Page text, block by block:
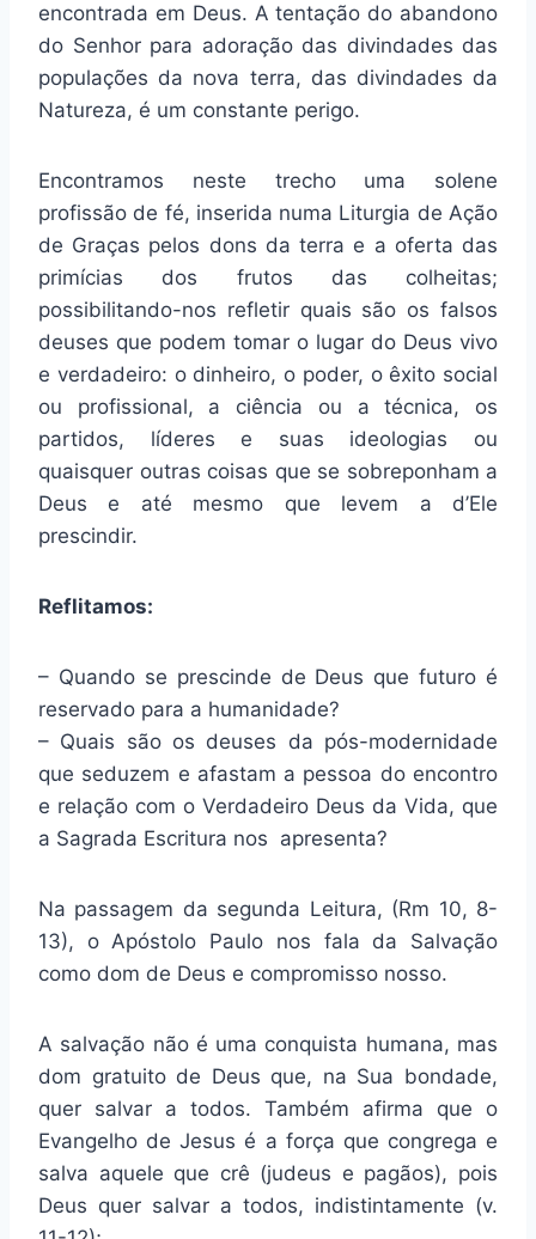
encontrada em Deus. A tentação do abandono
do Senhor para adoração das divindades das
populações da nova terra, das divindades da
Natureza, é um constante perigo.
Encontramos neste trecho uma solene
profissão de fé, inserida numa Liturgia de Ação
de Graças pelos dons da terra e a oferta das
primícias dos frutos das colheitas;
possibilitando-nos refletir quais são os falsos
deuses que podem tomar o lugar do Deus vivo
e verdadeiro: o dinheiro, o poder, o êxito social
ou profissional, a ciência ou a técnica, os
partidos, líderes e suas ideologias ou
quaisquer outras coisas que se sobreponham a
Deus e até mesmo que levem a d’Ele
prescindir.
Reflitamos:
– Quando se prescinde de Deus que futuro é
reservado para a humanidade?
– Quais são os deuses da pós-modernidade
que seduzem e afastam a pessoa do encontro
e relação com o Verdadeiro Deus da Vida, que
a Sagrada Escritura nos apresenta?
Na passagem da segunda Leitura, (Rm 10, 8-
13), o Apóstolo Paulo nos fala da Salvação
como dom de Deus e compromisso nosso.
A salvação não é uma conquista humana, mas
dom gratuito de Deus que, na Sua bondade,
quer salvar a todos. Também afirma que o
Evangelho de Jesus é a força que congrega e
salva aquele que crê (judeus e pagãos), pois
Deus quer salvar a todos, indistintamente (v.